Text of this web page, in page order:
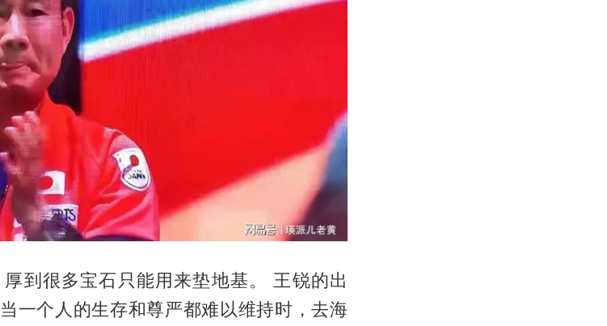
到很多宝石只能用来垫地基。 王锐的出
一个人的生存和尊严都难以维持时，去海